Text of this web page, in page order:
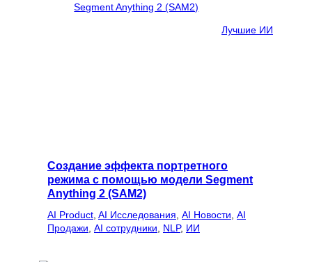
Лучшие ИИ
Создание эффекта портретного
режима с помощью модели Segment
Anything 2 (SAM2)
AI Product, AI Исследования, AI Новости, AI
Продажи, AI сотрудники, NLP, ИИ